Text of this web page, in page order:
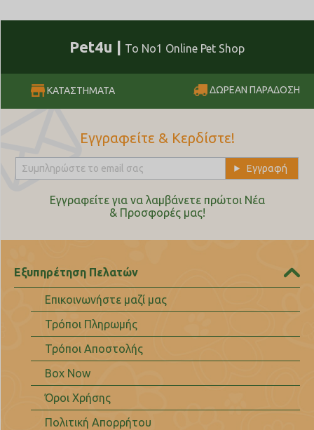
Pet4u | Το No1 Online Pet Shop
ΚΑΤΑΣΤΗΜΑΤΑ ΔΩΡΕΑΝ ΠΑΡΑΔΟΣΗ
Εγγραφείτε & Κερδίστε!
Εγγραφείτε για να λαμβάνετε πρώτοι Nέα
& Προσφορές μας!
Εξυπηρέτηση Πελατών
Επικοινωνήστε μαζί μας
Τρόποι Πληρωμής
Τρόποι Αποστολής
Box Now
Όροι Χρήσης
Πολιτική Απορρήτου